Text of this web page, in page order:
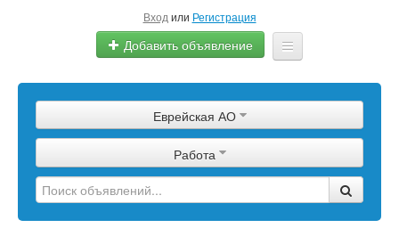
Вход или Регистрация
Добавить объявление
Сырье
Изделия
Оборудование
Еврейская АО
Работа